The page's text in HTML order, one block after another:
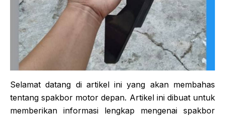
Selamat datang di artikel ini yang akan membahas
tentang spakbor motor depan. Artikel ini dibuat untuk
memberikan informasi lengkap mengenai spakbor